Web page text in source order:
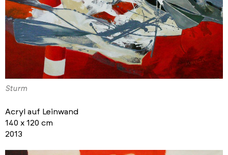
Sturm
Acryl auf Leinwand
140 x 120 cm
2013